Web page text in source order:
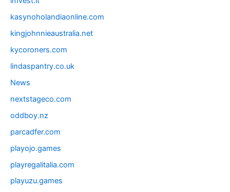
kasynoholandiaonline.com
kingjohnnieaustralia.net
kycoroners.com
lindaspantry.co.uk
News
nextstageco.com
oddboy.nz
parcadfer.com
playojo.games
playregalitalia.com
playuzu.games